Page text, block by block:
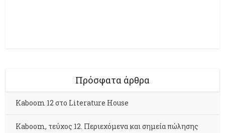
Πρόσφατα άρθρα
Kaboom 12 στο Literature House
Kaboom, τεύχος 12. Περιεχόμενα και σημεία πώλησης